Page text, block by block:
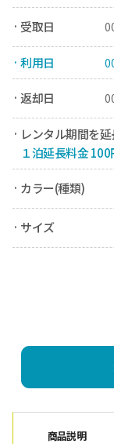
· 受取日
· 利用日
· 返却日
· レンタル期間を
１泊延長料金 100
· カラー(種類)
· サイズ
商品説明